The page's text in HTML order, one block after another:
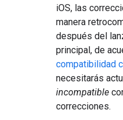
iOS, las
manera
después del
principal, de
compatibilidad
necesitarás
incompatible
correcciones.